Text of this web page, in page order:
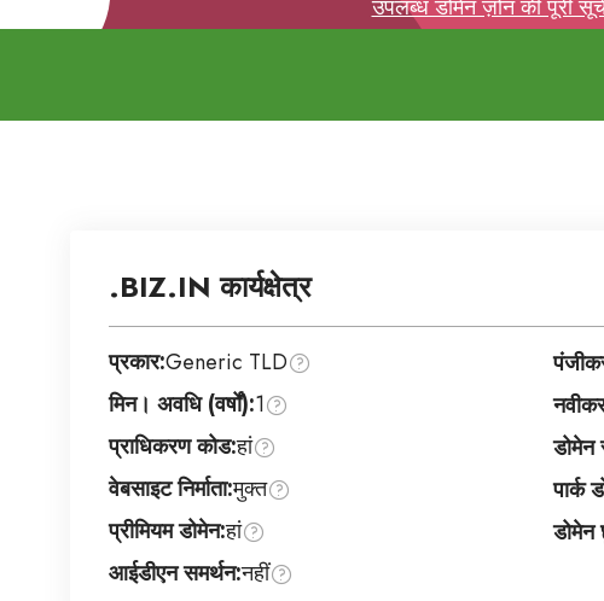
उपलब्ध डोमेन ज़ोन की पूरी
.BIZ.IN कार्यक्षेत्र
प्रकार:Generic TLD
मिन। अवधि (वर्षों):1
प्राधिकरण कोड:हां
वेबसाइट निर्माता:मुक्त
प्रीमियम डोमेन:हां
आईडीएन समर्थन:नहीं
डोमेन
पार्क